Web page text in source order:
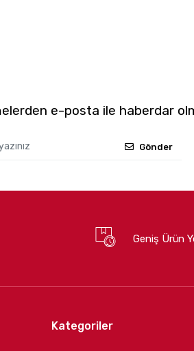
e-posta ile haberdar
Gönder
Geniş Ürün
Kategoriler